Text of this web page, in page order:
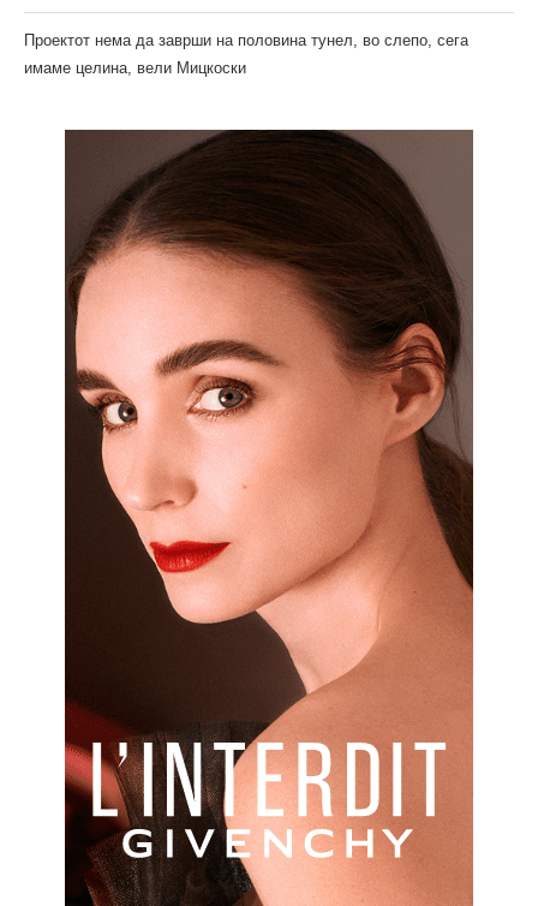
Проектот нема да заврши на половина тунел, во слепо, сега
имаме целина, вели Мицкоски